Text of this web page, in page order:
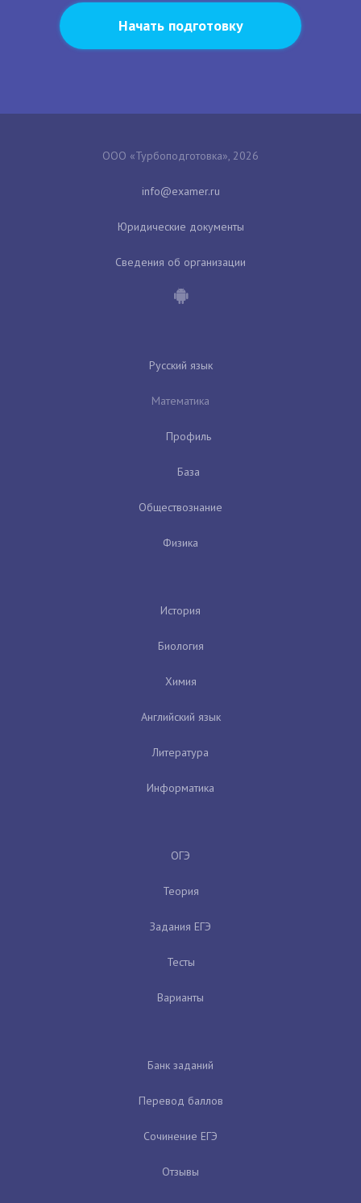
Начать подготовку
ООО «Турбоподготовка», 2026
Юридические документы
Сведения об организации
Русский язык
Математика
Профиль
База
Обществознание
Физика
История
Биология
Химия
Английский язык
Литература
Информатика
ОГЭ
Теория
Задания ЕГЭ
Тесты
Варианты
Банк заданий
Перевод баллов
Сочинение ЕГЭ
Отзывы